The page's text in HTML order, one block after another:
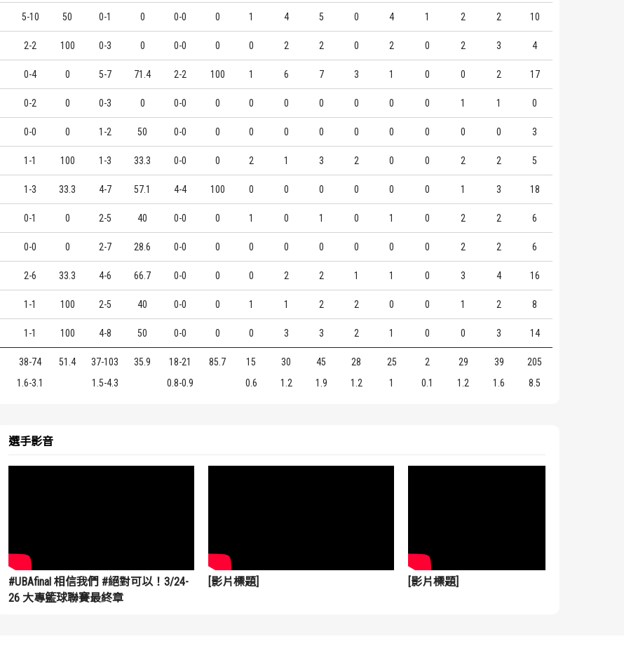
5-10 50 0-1 0 0-0 0 1 4 5 0 4 1 2 2 10
2-2 100 0-3 0 0-0 0 0 2 2 0 2 0 2 3 4
0-4 0 5-7 71.4 2-2 100 1 6 7 3 1 0 0 2 17
0-2 0 0-3 0 0-0 0 0 0 0 0 0 0 1 1 0
0-0 0 1-2 50 0-0 0 0 0 0 0 0 0 0 0 3
1-1 100 1-3 33.3 0-0 0 2 1 3 2 0 0 2 2 5
1-3 33.3 4-7 57.1 4-4 100 0 0 0 0 0 0 1 3 18
0-1 0 2-5 40 0-0 0 1 0 1 0 1 0 2 2 6
0-0 0 2-7 28.6 0-0 0 0 0 0 0 0 0 2 2 6
2-6 33.3 4-6 66.7 0-0 0 0 2 2 1 1 0 3 4 16
1-1 100 2-5 40 0-0 0 1 1 2 2 0 0 1 2 8
1-1 100 4-8 50 0-0 0 0 3 3 2 1 0 0 3 14
38-74 51.4 37-103 35.9 18-21 85.7 15 30 45 28 25 2 29 39
205
1.6-3.1 1.5-4.3 0.8-0.9 0.6 1.2 1.9 1.2 1 0.1 1.2 1.6 8.5
選手影音
#UBAfinal 相信我們 #絕對可以！3/24-
26 大專籃球聯賽最終章
[影片標題] [影片標題]